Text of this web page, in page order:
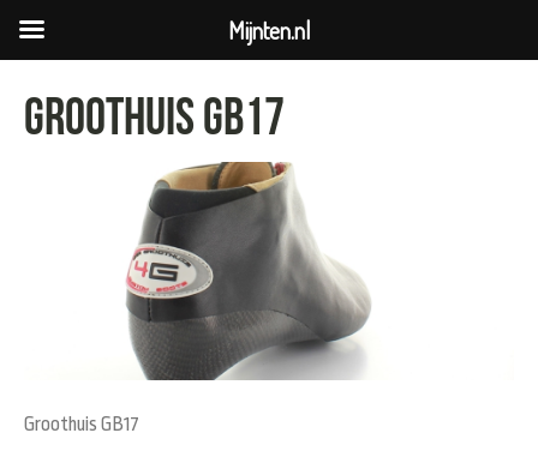
Groothuis GB17
Groothuis GB17
Mijnten.nl